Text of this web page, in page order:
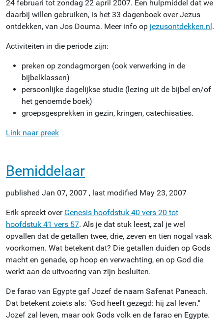
24 februari tot zondag 22 april 2007. Een hulpmiddel dat we
daarbij willen gebruiken, is het 33 dagenboek over Jezus
ontdekken, van Jos Douma. Meer info op jezusontdekken.nl.
Activiteiten in die periode zijn:
preken op zondagmorgen (ook verwerking in de
bijbelklassen)
persoonlijke dagelijkse studie (lezing uit de bijbel en/of
het genoemde boek)
groepsgesprekken in gezin, kringen, catechisaties.
Link naar preek
Bemiddelaar
published Jan 07, 2007 , last modified May 23, 2007
Erik spreekt over Genesis hoofdstuk 40 vers 20 tot
hoofdstuk 41 vers 57. Als je dat stuk leest, zal je wel
opvallen dat de getallen twee, drie, zeven en tien nogal vaak
voorkomen. Wat betekent dat? Die getallen duiden op Gods
macht en genade, op hoop en verwachting, en op God die
werkt aan de uitvoering van zijn besluiten.
De farao van Egypte gaf Jozef de naam Safenat Paneach.
Dat betekent zoiets als: "God heeft gezegd: hij zal leven."
Jozef zal leven, maar ook Gods volk en de farao en Egypte.